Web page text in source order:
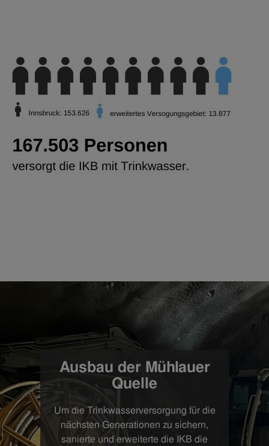
Ausbau der Mühlauer
Quelle
Um die Trinkwasserversorgung für die
nächsten Generationen zu sichern,
sanierte und erweiterte die IKB die